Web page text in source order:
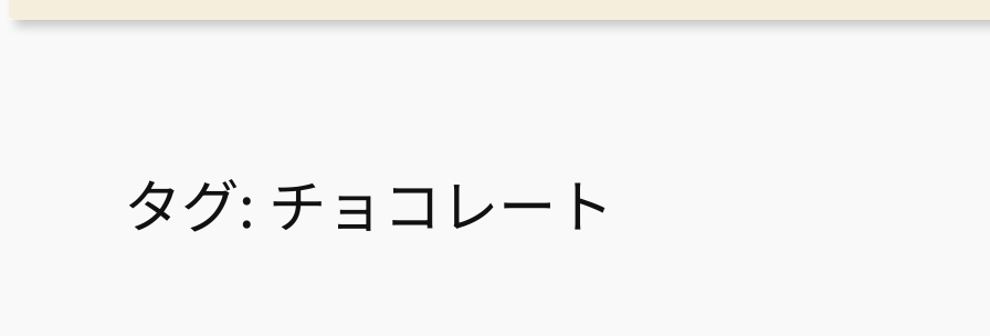
タグ: チョコレート